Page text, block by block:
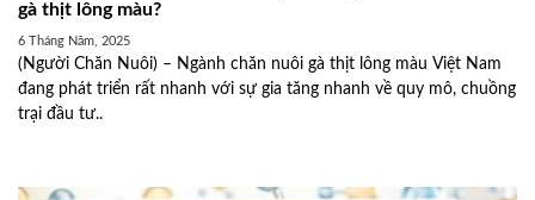
gà thịt lông màu?
6 Tháng Năm, 2025
(Người Chăn Nuôi) – Ngành chăn nuôi gà thịt lông màu Việt Nam
đang phát triển rất nhanh với sự gia tăng nhanh về quy mô, chuồng
trại đầu tư..